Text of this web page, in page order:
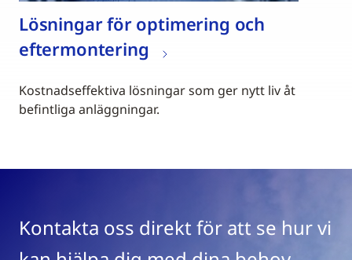
Lösningar för optimering och
eftermontering
Kostnadseffektiva lösningar som ger nytt liv åt
befintliga anläggningar.
Kontakta oss direkt för att se hur vi